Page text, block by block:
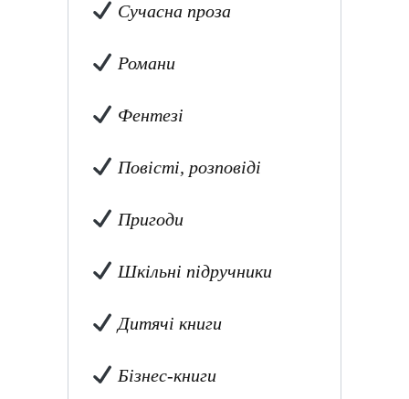
Сучасна проза
Романи
Фентезі
Повісті, розповіді
Пригоди
Шкільні підручники
Дитячі книги
Бізнес-книги